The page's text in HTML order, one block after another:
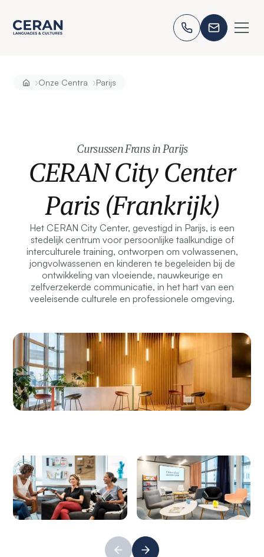
›Onze Centra ›Parijs
Cursussen Frans in Parijs
CERAN City Center
Paris (Frankrijk)
Het CERAN City Center, gevestigd in Parijs, is een
stedelijk centrum voor persoonlijke taalkundige of
interculturele training, ontworpen om volwassenen,
jongvolwassenen en kinderen te begeleiden bij de
ontwikkeling van vloeiende, nauwkeurige en
zelfverzekerde communicatie, in het hart van een
veeleisende culturele en professionele omgeving.